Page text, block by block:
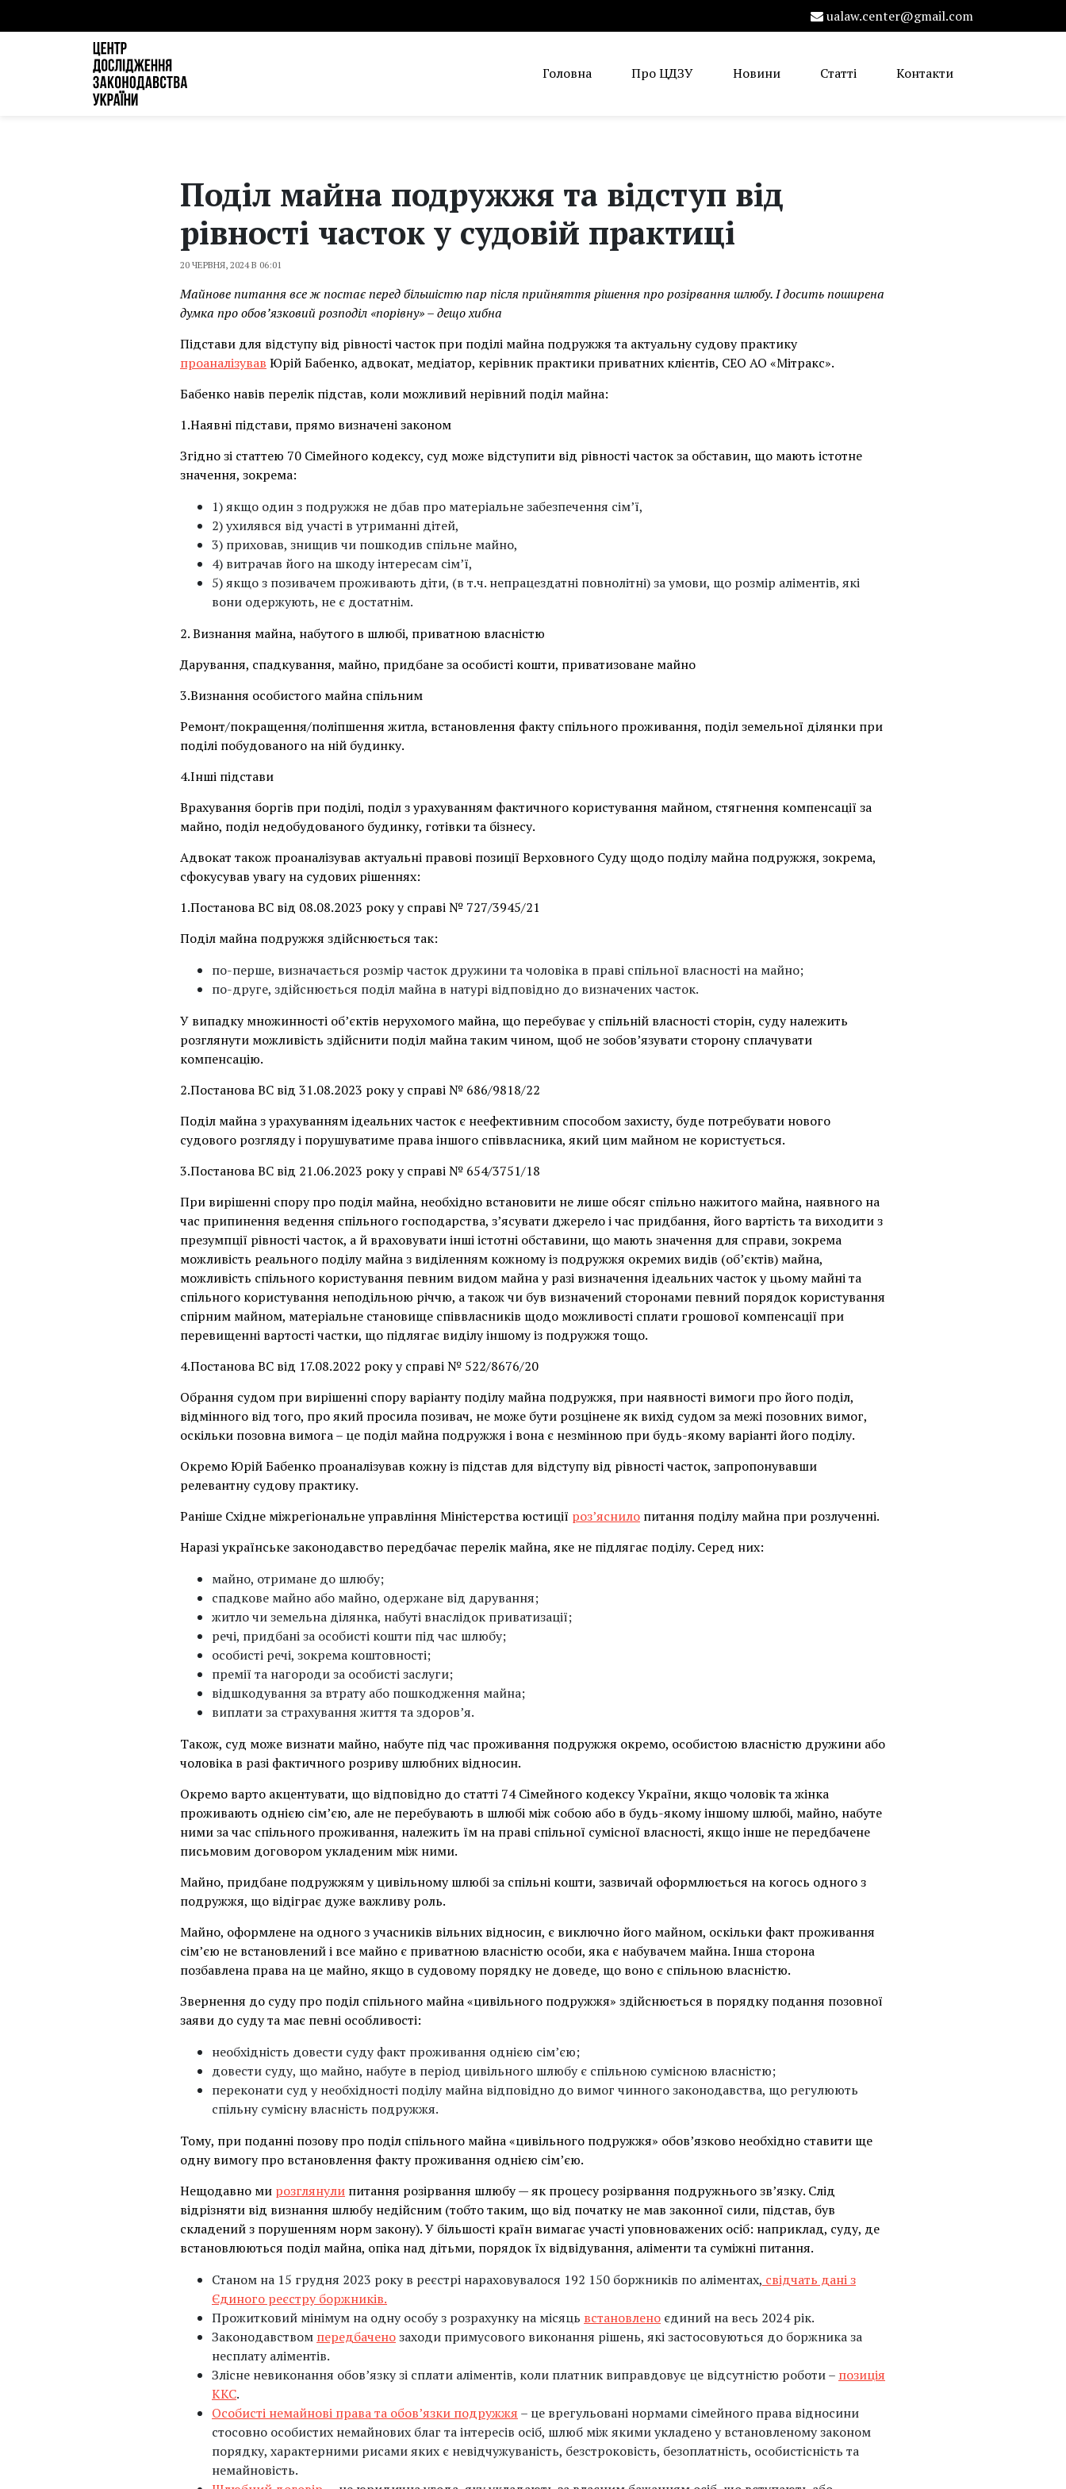
ualaw.center@gmail.com
Головна Про ЦДЗУ Новини Статті Контакти
Поділ майна подружжя та відступ від
рівності часток у судовій практиці
20 ЧЕРВНЯ, 2024 В 06:01
Майнове питання все ж постає перед більшістю пар після прийняття рішення про розірвання шлюбу. І досить поширена
думка про обов’язковий розподіл «порівну» – дещо хибна
Підстави для відступу від рівності часток при поділі майна подружжя та актуальну судову практику
проаналізував Юрій Бабенко, адвокат, медіатор, керівник практики приватних клієнтів, CEO АО «Мітракс».
Бабенко навів перелік підстав, коли можливий нерівний поділ майна:
1.Наявні підстави, прямо визначені законом
Згідно зі статтею 70 Сімейного кодексу, суд може відступити від рівності часток за обставин, що мають істотне
значення, зокрема:
1) якщо один з подружжя не дбав про матеріальне забезпечення сім’ї,
2) ухилявся від участі в утриманні дітей,
3) приховав, знищив чи пошкодив спільне майно,
4) витрачав його на шкоду інтересам сім’ї,
5) якщо з позивачем проживають діти, (в т.ч. непрацездатні повнолітні) за умови, що розмір аліментів, які
вони одержують, не є достатнім.
2. Визнання майна, набутого в шлюбі, приватною власністю
Дарування, спадкування, майно, придбане за особисті кошти, приватизоване майно
3.Визнання особистого майна спільним
Ремонт/покращення/поліпшення житла, встановлення факту спільного проживання, поділ земельної ділянки при
поділі побудованого на ній будинку.
4.Інші підстави
Врахування боргів при поділі, поділ з урахуванням фактичного користування майном, стягнення компенсації за
майно, поділ недобудованого будинку, готівки та бізнесу.
Адвокат також проаналізував актуальні правові позиції Верховного Суду щодо поділу майна подружжя, зокрема,
сфокусував увагу на судових рішеннях:
1.Постанова ВС від 08.08.2023 року у справі № 727/3945/21
Поділ майна подружжя здійснюється так:
по-перше, визначається розмір часток дружини та чоловіка в праві спільної власності на майно;
по-друге, здійснюється поділ майна в натурі відповідно до визначених часток.
У випадку множинності об’єктів нерухомого майна, що перебуває у спільній власності сторін, суду належить
розглянути можливість здійснити поділ майна таким чином, щоб не зобов’язувати сторону сплачувати
компенсацію.
2.Постанова ВС від 31.08.2023 року у справі № 686/9818/22
Поділ майна з урахуванням ідеальних часток є неефективним способом захисту, буде потребувати нового
судового розгляду і порушуватиме права іншого співвласника, який цим майном не користується.
3.Постанова ВС від 21.06.2023 року у справі № 654/3751/18
При вирішенні спору про поділ майна, необхідно встановити не лише обсяг спільно нажитого майна, наявного на
час припинення ведення спільного господарства, з’ясувати джерело і час придбання, його вартість та виходити з
презумпції рівності часток, а й враховувати інші істотні обставини, що мають значення для справи, зокрема
можливість реального поділу майна з виділенням кожному із подружжя окремих видів (об’єктів) майна,
можливість спільного користування певним видом майна у разі визначення ідеальних часток у цьому майні та
спільного користування неподільною річчю, а також чи був визначений сторонами певний порядок користування
спірним майном, матеріальне становище співвласників щодо можливості сплати грошової компенсації при
перевищенні вартості частки, що підлягає виділу іншому із подружжя тощо.
4.Постанова ВС від 17.08.2022 року у справі № 522/8676/20
Обрання судом при вирішенні спору варіанту поділу майна подружжя, при наявності вимоги про його поділ,
відмінного від того, про який просила позивач, не може бути розцінене як вихід судом за межі позовних вимог,
оскільки позовна вимога – це поділ майна подружжя і вона є незмінною при будь-якому варіанті його поділу.
Окремо Юрій Бабенко проаналізував кожну із підстав для відступу від рівності часток, запропонувавши
релевантну судову практику.
Раніше Східне міжрегіональне управління Міністерства юстиції роз’яснило питання поділу майна при розлученні.
Наразі українське законодавство передбачає перелік майна, яке не підлягає поділу. Серед них:
майно, отримане до шлюбу;
спадкове майно або майно, одержане від дарування;
житло чи земельна ділянка, набуті внаслідок приватизації;
речі, придбані за особисті кошти під час шлюбу;
особисті речі, зокрема коштовності;
премії та нагороди за особисті заслуги;
відшкодування за втрату або пошкодження майна;
виплати за страхування життя та здоров’я.
Також, суд може визнати майно, набуте під час проживання подружжя окремо, особистою власністю дружини або
чоловіка в разі фактичного розриву шлюбних відносин.
Окремо варто акцентувати, що відповідно до статті 74 Сімейного кодексу України, якщо чоловік та жінка
проживають однією сім’єю, але не перебувають в шлюбі між собою або в будь-якому іншому шлюбі, майно, набуте
ними за час спільного проживання, належить їм на праві спільної сумісної власності, якщо інше не передбачене
письмовим договором укладеним між ними.
Майно, придбане подружжям у цивільному шлюбі за спільні кошти, зазвичай оформлюється на когось одного з
подружжя, що відіграє дуже важливу роль.
Майно, оформлене на одного з учасників вільних відносин, є виключно його майном, оскільки факт проживання
сім’єю не встановлений і все майно є приватною власністю особи, яка є набувачем майна. Інша сторона
позбавлена права на це майно, якщо в судовому порядку не доведе, що воно є спільною власністю.
Звернення до суду про поділ спільного майна «цивільного подружжя» здійснюється в порядку подання позовної
заяви до суду та має певні особливості:
необхідність довести суду факт проживання однією сім’єю;
довести суду, що майно, набуте в період цивільного шлюбу є спільною сумісною власністю;
переконати суд у необхідності поділу майна відповідно до вимог чинного законодавства, що регулюють
спільну сумісну власність подружжя.
Тому, при поданні позову про поділ спільного майна «цивільного подружжя» обов’язково необхідно ставити ще
одну вимогу про встановлення факту проживання однією сім’єю.
Нещодавно ми розглянули питання розірвання шлюбу — як процесу розірвання подружнього зв’язку. Слід
відрізняти від визнання шлюбу недійсним (тобто таким, що від початку не мав законної сили, підстав, був
складений з порушенням норм закону). У більшості країн вимагає участі уповноважених осіб: наприклад, суду, де
встановлюються поділ майна, опіка над дітьми, порядок їх відвідування, аліменти та суміжні питання.
Станом на 15 грудня 2023 року в реєстрі нараховувалося 192 150 боржників по аліментах, свідчать дані з
Єдиного реєстру боржників.
Прожитковий мінімум на одну особу з розрахунку на місяць встановлено єдиний на весь 2024 рік.
Законодавством передбаченозаходи примусового виконання рішень, які застосовуються до боржника за
несплату аліментів.
Злісне невиконання обов’язку зі сплати аліментів, коли платник виправдовує це відсутністю роботи – позиція
ККС.
Особисті немайнові права та обов’язки подружжя – це врегульовані нормами сімейного права відносини
стосовно особистих немайнових благ та інтересів осіб, шлюб між якими укладено у встановленому законом
порядку, характерними рисами яких є невідчужуваність, безстроковість, безоплатність, особистісність та
немайновість.